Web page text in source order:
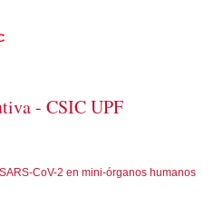
- CSIC UPF
CoV-2 en mini-órganos humanos